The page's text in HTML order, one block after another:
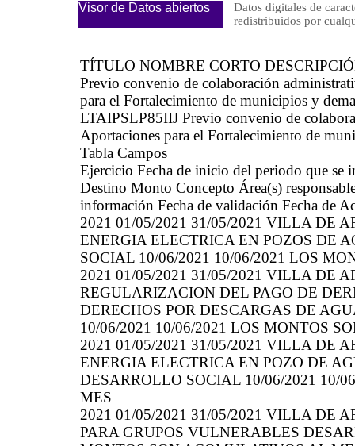
Visor de Datos abiertos
Datos digitales de
redistribuidos por
TÍTULO NOMBRE CORTO
Previo convenio de colaboración
para el Fortalecimiento de municipios y
LTAIPSLP85IIJ Previo convenio de
Aportaciones para el Fortalecimiento de
Tabla Campos
Ejercicio Fecha de inicio del periodo que se
Destino Monto Concepto Área(s)
información Fecha de validación Fecha de
2021 01/05/2021 31/05/2021 VILLA DE
ENERGIA ELECTRICA EN POZOS DE
SOCIAL 10/06/2021 10/06/2021 LOS
2021 01/05/2021 31/05/2021 VILLA DE
REGULARIZACION DEL PAGO DE
DERECHOS POR DESCARGAS DE
10/06/2021 10/06/2021 LOS MONTOS
2021 01/05/2021 31/05/2021 VILLA DE
ENERGIA ELECTRICA EN POZO DE
DESARROLLO SOCIAL 10/06/2021 10/
MES
2021 01/05/2021 31/05/2021 VILLA DE
PARA GRUPOS VULNERABLES